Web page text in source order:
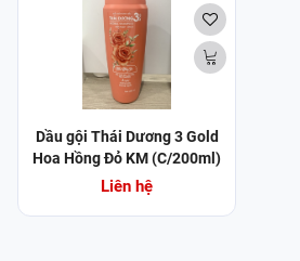
Dầu gội Thái Dương 3 Gold
Hoa Hồng Đỏ KM (C/200ml)
Liên hệ